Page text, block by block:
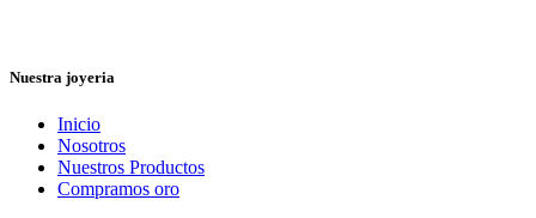
Nuestra joyeria
Inicio
Nosotros
Nuestros Productos
Compramos oro